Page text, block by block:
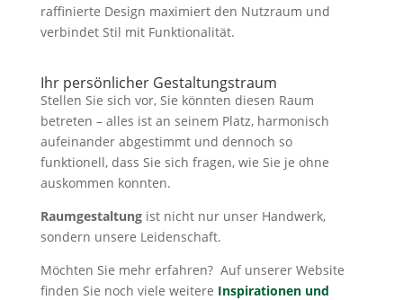
raffinierte Design maximiert den Nutzraum und
verbindet Stil mit Funktionalität.
Ihr persönlicher Gestaltungstraum
Stellen Sie sich vor, Sie könnten diesen Raum
betreten – alles ist an seinem Platz, harmonisch
aufeinander abgestimmt und dennoch so
funktionell, dass Sie sich fragen, wie Sie je ohne
auskommen konnten.
Raumgestaltungist nicht nur unser Handwerk,
sondern unsere Leidenschaft.
Möchten Sie mehr erfahren? Auf unserer Website
finden Sie noch viele weitere Inspirationen und